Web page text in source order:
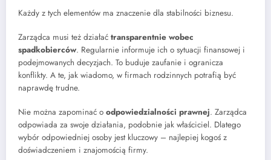
Każdy z tych elementów ma znaczenie dla stabilności biznesu.
Zarządca musi też działać transparentnie wobec
spadkobierców. Regularnie informuje ich o sytuacji finansowej i
podejmowanych decyzjach. To buduje zaufanie i ogranicza
konflikty. A te, jak wiadomo, w firmach rodzinnych potrafią być
naprawdę trudne.
Nie można zapominać o odpowiedzialności prawnej. Zarządca
odpowiada za swoje działania, podobnie jak właściciel. Dlatego
wybór odpowiedniej osoby jest kluczowy – najlepiej kogoś z
doświadczeniem i znajomością firmy.